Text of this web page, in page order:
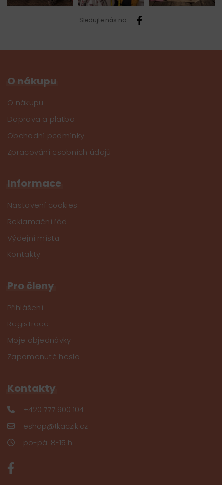
Sledujte nás na
O nákupu
O nákupu
Doprava a platba
Obchodní podmínky
Zpracování osobních údajů
Informace
Nastavení cookies
Reklamační řád
Výdejní místa
Kontakty
Pro členy
Přihlášení
Registrace
Moje objednávky
Zapomenuté heslo
Kontakty
+420 777 900 104
eshop@tkaczik.cz
po-pá: 8-15 h.